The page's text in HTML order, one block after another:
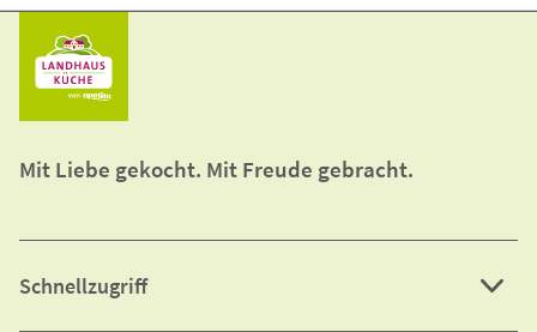
Mit Liebe gekocht. Mit Freude gebracht.
Schnellzugriff